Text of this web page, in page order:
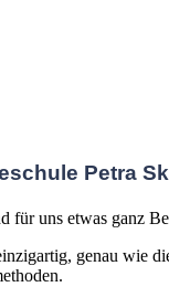
Petra
für uns etwas ganz
genau wie